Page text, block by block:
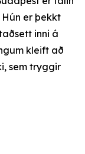
Hún er þekkt
inni á
kleift að
sem tryggir